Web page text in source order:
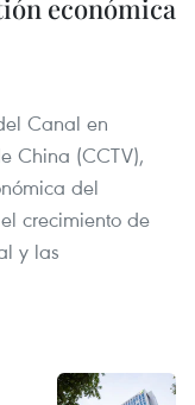
económica
Canal en
China (CCTV),
del
crecimiento de
y las